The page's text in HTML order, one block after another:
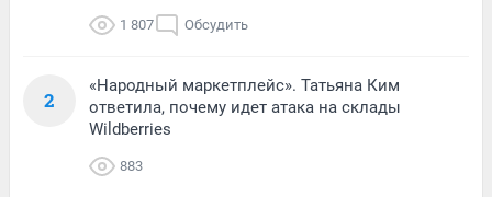
1 807 Обсудить
2
«Народный маркетплейс». Татьяна Ким
ответила, почему идет атака на склады
Wildberries
883